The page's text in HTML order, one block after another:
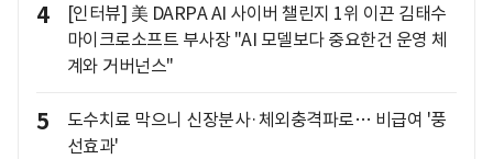
4
[인터뷰] 美 DARPA AI 사이버 챌린지 1위 이끈 김태수
마이크로소프트 부사장 "AI 모델보다 중요한건 운영 체
계와 거버넌스"
5
도수치료 막으니 신장분사·체외충격파로… 비급여 '풍
선효과'